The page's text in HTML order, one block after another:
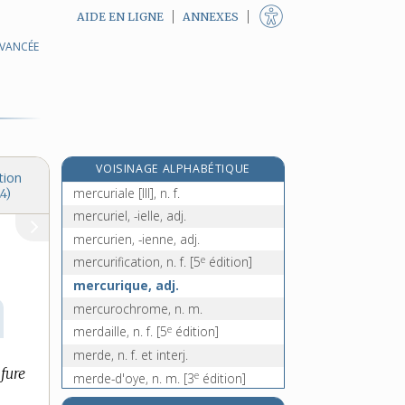
AIDE EN LIGNE ANNEXES
VOISINAGE ALPHABÉTIQUE
mercuriale [II], n. f.
mercuriale [III], n. f.
mercuriel, -ielle, adj.
mercurien, -ienne, adj.
mercurification, n. f. [5e édition]
mercurique, adj.
mercurochrome, n. m.
merdaille, n. f. [5e édition]
merde, n. f. et interj.
merde-d'oye, n. m. [3e édition]